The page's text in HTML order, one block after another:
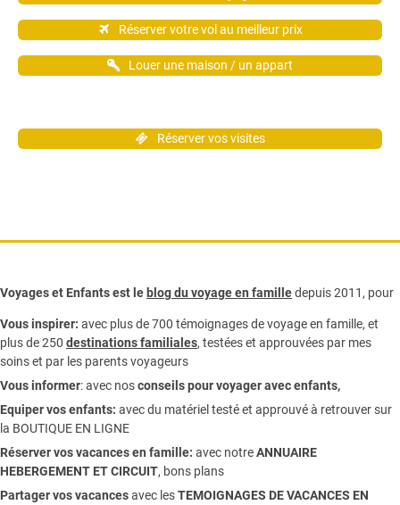
Réserver votre vol au meilleur prix
Louer une maison / un appart
Réserver vos visites
Voyages et Enfants est le blog du voyage en familledepuis 2011, pour
Vous inspirer: avec plus de 700 témoignages devoyage en famille, et
plus de 250 destinations familiales, testées et approuvées par mes
soins et par les parents voyageurs
Vous informer:avec nosconseils pour voyager avec enfants,
Equiper vos enfants: avec du matériel testé et approuvé à retrouver sur
la BOUTIQUE EN LIGNE
Réserver vos vacances en famille: avec notreANNUAIRE
HEBERGEMENT ET CIRCUIT, bons plans
Partager vos vacancesavec lesTEMOIGNAGES DE VACANCES EN